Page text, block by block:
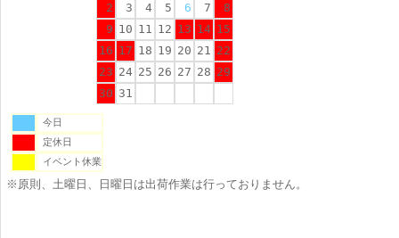
2
3 4 5 6 7
8
9 10 11 12 13 14 15
16 17 18 19 20 21 22
23 24 25 26 27 28 29
30 31
今日
定休日
イベント休業
※原則、土曜日、日曜日は出荷作業は行っておりません。